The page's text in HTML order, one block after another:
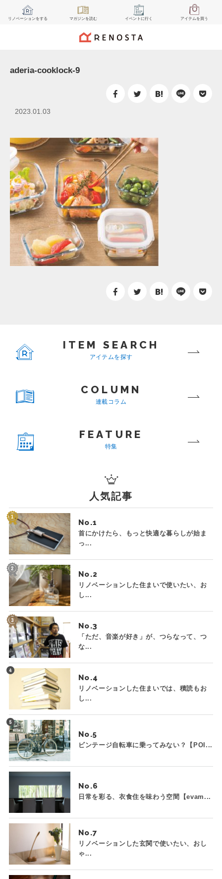
リノベーションをする マガジンを読む イベント に行く アイテムを買う
aderia-cooklock-9
2023.01.03
ITEM SEARCH
アイテムを探す
COLUMN
連載コラム
FEATURE
特集
人気記事
No.
首にかけたら、もっと快適な暮らしが始ま
っ...
No.
リノベーションした住まいで使いたい、お
し...
No.
「ただ、音楽が好き」が、つらなって、つ
な...
No.
リノベーションした住まいでは、積読もお
し...
No.
ビンテージ自転車に乗ってみない？【POI...
No.
日常を彩る、衣食住を味わう空間【evam...
No.
リノベーションした玄関で使いたい、おし
ゃ...